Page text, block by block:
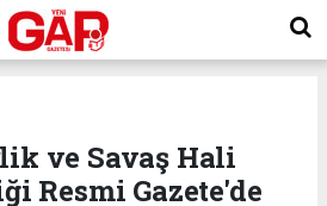
ve Savaş Hali
Resmi Gazete'de